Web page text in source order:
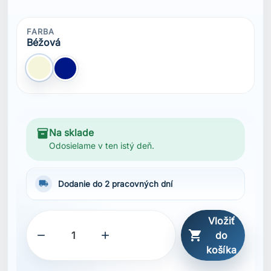

Popis
Vlastnosti
Rýchloschnúci materiál pre vyšší komfort
Rovný okraj